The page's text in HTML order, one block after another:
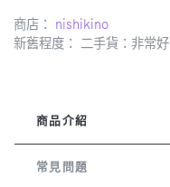
商店： nishikino
新舊程度： 二手貨：非常好
商品介紹
常見問題